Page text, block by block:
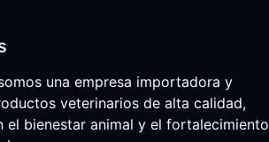
una empresa importadora y
veterinarios de alta calidad,
el bienestar animal y el fortalecimiento